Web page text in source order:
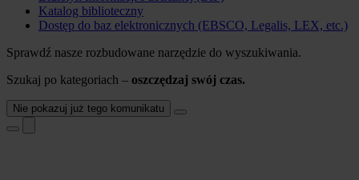
Katalog biblioteczny
Dostęp do baz elektronicznych (EBSCO, Legalis, LEX, etc.)
Sprawdź nasze rozbudowane narzędzie do wyszukiwania.
Szukaj po kategoriach – oszczędzaj swój czas.
Nie pokazuj już tego komunikatu